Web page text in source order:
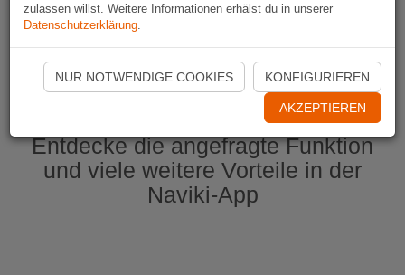
Naviki App jetzt öffnen
Entdecke die angefragte Funktion
und viele weitere Vorteile in der
Naviki-App
zulassen willst. Weitere Informationen erhälst du in unserer
Datenschutzerklärung.
NUR NOTWENDIGE COOKIES KONFIGURIEREN
AKZEPTIEREN